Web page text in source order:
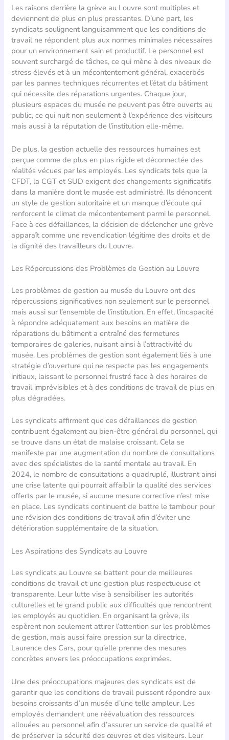
Les raisons derrière la grève au Louvre sont multiples et
deviennent de plus en plus pressantes. D’une part, les
syndicats soulignent languisamment que les conditions de
travail ne répondent plus aux normes minimales nécessaires
pour un environnement sain et productif. Le personnel est
souvent surchargé de tâches, ce qui mène à des niveaux de
stress élevés et à un mécontentement général, exacerbés
par les pannes techniques récurrentes et l’état du bâtiment
qui nécessite des réparations urgentes. Chaque jour,
plusieurs espaces du musée ne peuvent pas être ouverts au
public, ce qui nuit non seulement à l’expérience des visiteurs
mais aussi à la réputation de l’institution elle-même.
De plus, la gestion actuelle des ressources humaines est
perçue comme de plus en plus rigide et déconnectée des
réalités vécues par les employés. Les syndicats tels que la
CFDT, la CGT et SUD exigent des changements significatifs
dans la manière dont le musée est administré. Ils dénoncent
un style de gestion autoritaire et un manque d’écoute qui
renforcent le climat de mécontentement parmi le personnel.
Face à ces défaillances, la décision de déclencher une grève
apparaît comme une revendication légitime des droits et de
la dignité des travailleurs du Louvre.
Les Répercussions des Problèmes de Gestion au Louvre
Les problèmes de gestion au musée du Louvre ont des
répercussions significatives non seulement sur le personnel
mais aussi sur l’ensemble de l’institution. En effet, l’incapacité
à répondre adéquatement aux besoins en matière de
réparations du bâtiment a entraîné des fermetures
temporaires de galeries, nuisant ainsi à l’attractivité du
musée. Les problèmes de gestion sont également liés à une
stratégie d’ouverture qui ne respecte pas les engagements
initiaux, laissant le personnel frustré face à des horaires de
travail imprévisibles et à des conditions de travail de plus en
plus dégradées.
Les syndicats affirment que ces défaillances de gestion
contribuent également au bien-être général du personnel, qui
se trouve dans un état de malaise croissant. Cela se
manifeste par une augmentation du nombre de consultations
avec des spécialistes de la santé mentale au travail. En
2024, le nombre de consultations a quadruplé, illustrant ainsi
une crise latente qui pourrait affaiblir la qualité des services
offerts par le musée, si aucune mesure corrective n’est mise
en place. Les syndicats continuent de battre le tambour pour
une révision des conditions de travail afin d’éviter une
détérioration supplémentaire de la situation.
Les Aspirations des Syndicats au Louvre
Les syndicats au Louvre se battent pour de meilleures
conditions de travail et une gestion plus respectueuse et
transparente. Leur lutte vise à sensibiliser les autorités
culturelles et le grand public aux difficultés que rencontrent
les employés au quotidien. En organisant la grève, ils
espèrent non seulement attirer l’attention sur les problèmes
de gestion, mais aussi faire pression sur la directrice,
Laurence des Cars, pour qu’elle prenne des mesures
concrètes envers les préoccupations exprimées.
Une des préoccupations majeures des syndicats est de
garantir que les conditions de travail puissent répondre aux
besoins croissants d’un musée d’une telle ampleur. Les
employés demandent une réévaluation des ressources
allouées au personnel afin d’assurer un service de qualité et
de préserver la sécurité des œuvres et des visiteurs. Leur